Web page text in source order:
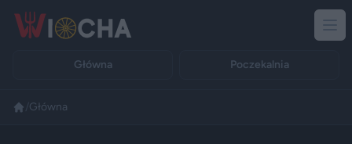
Główna Poczekalnia
Główna